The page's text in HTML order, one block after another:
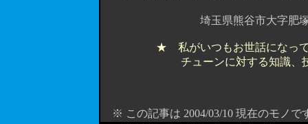
埼玉県熊谷市大字肥塚1355-1
★ 私がいつもお世話になっ
チューンに対する知識、
※ この記事は 2004/03/10 現在のモノで